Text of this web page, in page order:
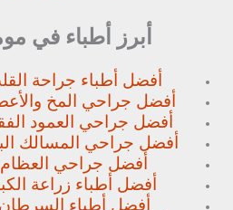
أبرز أطباء في
أفضل أطباء جراحة
أفضل جراحي المخ
أفضل جراحي العمود
أفضل جراحي المسالك
أفضل جراحي العظام
أفضل أطباء زراعة
أفضل أطباء